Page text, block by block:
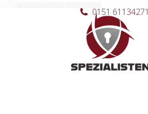
Hauptnavigation
0151 61134271